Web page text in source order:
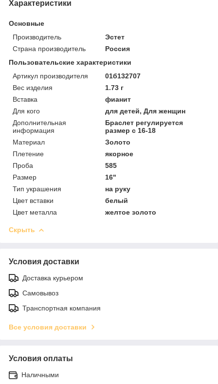
Характеристики
Основные
Производитель
Эстет
Страна производитель
Россия
Пользовательские характеристики
Артикул производителя
01б132707
Вес изделия
1.73 г
Вставка
фианит
Для кого
для детей, Для женщин
Дополнительная
информация
Браслет регулируется
размер с 16-18
Материал
Золото
Плетение
якорное
Проба
585
Размер
16"
Тип украшения
на руку
Цвет вставки
белый
Цвет металла
желтое золото
Скрыть
Условия доставки
Доставка курьером
Самовывоз
Транспортная компания
Все условия доставки
Условия оплаты
Наличными